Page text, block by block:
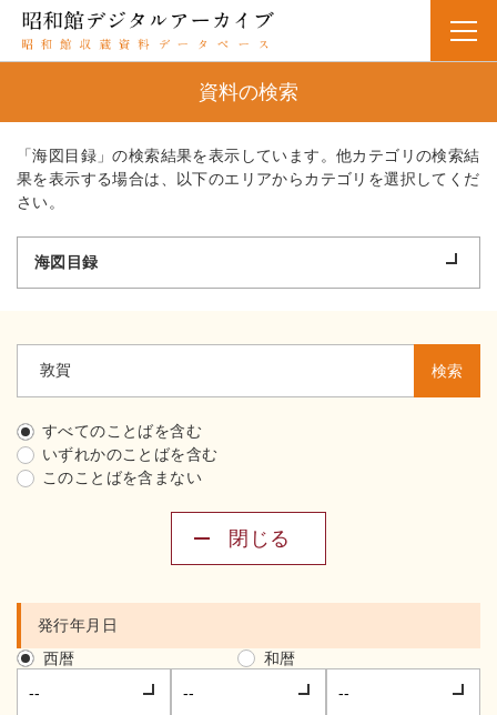
資料の検索
「海図目録」の検索結果を表示しています。他カテゴリの検索結
果を表示する場合は、以下のエリアからカテゴリを選択してくだ
さい。
海図目録
検索
すべてのことばを含む
いずれかのことばを含む
このことばを含まない
閉じる
発行年月日
西暦
和暦